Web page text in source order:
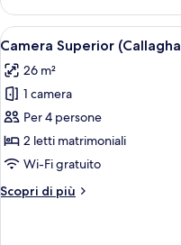
Superior
Apri
tutte
le
foto
per
Camera
Superior
6
Camera Superior
26 m²
1 camera
Per 4 persone
2 letti matrimoniali
Wi-Fi gratuito
Scopri di più
Altri